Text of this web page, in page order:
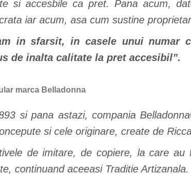
si accesbile ca pret. Pana acum,
iar acum, asa cum sustine
in sfarsit, in casele unui numar
de inalta calitate la pret accesibil”.
si pana astazi, compania
si cele originare, create de
de imitare, de copiere, la care
continuand aceeasi Traditie Artizanala.